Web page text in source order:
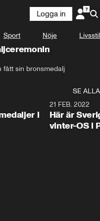
Logga in
Sport Nöje Livsstil
fått sin bronsmedalj
SE ALLA
i
21 FEB. 2022
Här är
vinter-OS i